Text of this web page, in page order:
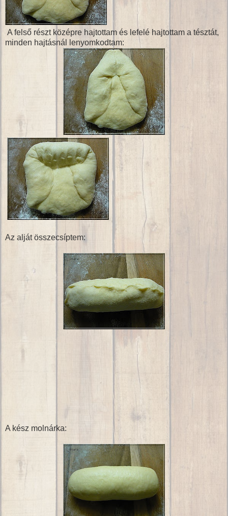
A felső részt középre hajtottam és lefelé hajtottam a tésztát,
minden hajtásnál lenyomkodtam:
Az alját összecsíptem:
A kész molnárka: